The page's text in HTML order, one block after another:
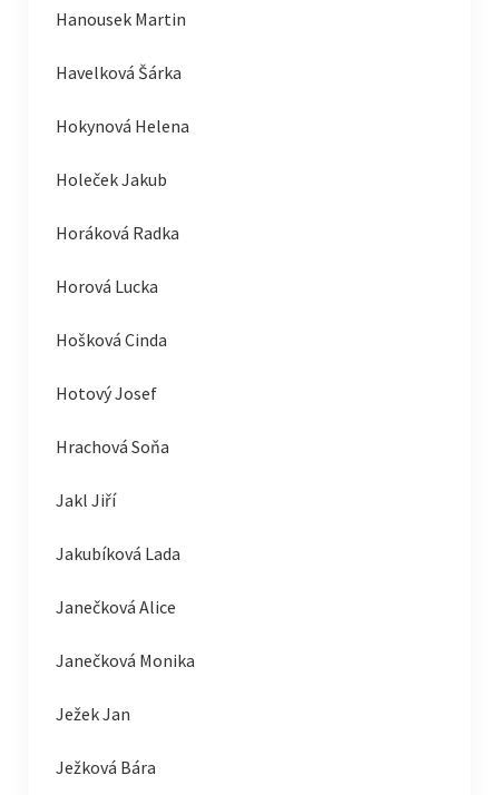
Hanousek Martin
Havelková Šárka
Hokynová Helena
Holeček Jakub
Horáková Radka
Horová Lucka
Hošková Cinda
Hotový Josef
Hrachová Soňa
Jakl Jiří
Jakubíková Lada
Janečková Alice
Janečková Monika
Ježek Jan
Ježková Bára